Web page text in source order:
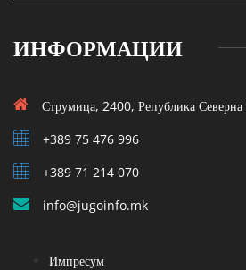
ИНФОРМАЦИИ
Струмица, 2400, Република Северна
+389 75 476 996
+389 71 214 070
info@jugoinfo.mk
Импресум